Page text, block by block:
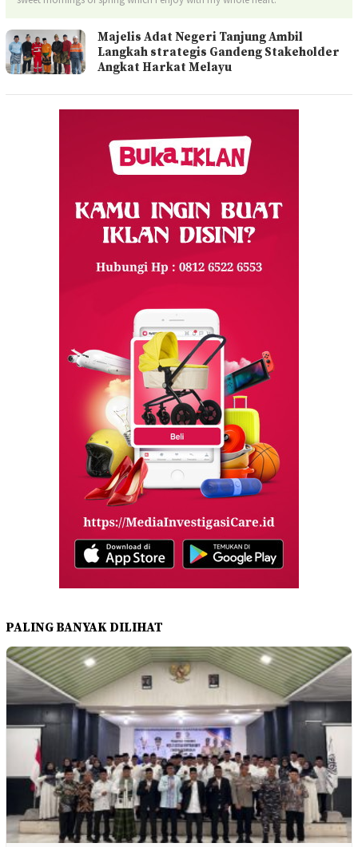
Majelis Adat Negeri Tanjung Ambil
Langkah strategis Gandeng Stakeholder
Angkat Harkat Melayu
PALING BANYAK DILIHAT